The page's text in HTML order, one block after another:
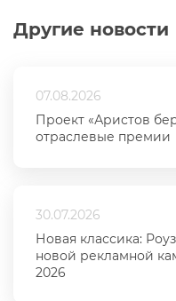
Другие новости
07.08.2026
Проект «Аристов
отраслевые премии
30.07.2026
Новая классика:
новой рекламной
2026